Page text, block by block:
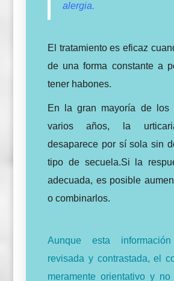
alergia.
El tratamiento es eficaz
de una forma constante a
tener habones.
En la gran mayoría de los
varios años, la
desaparece por sí sola sin
tipo de secuela.Si la
adecuada, es posible
o combinarlos.
Aunque esta
revisada y contrastada, el
meramente orientativo y